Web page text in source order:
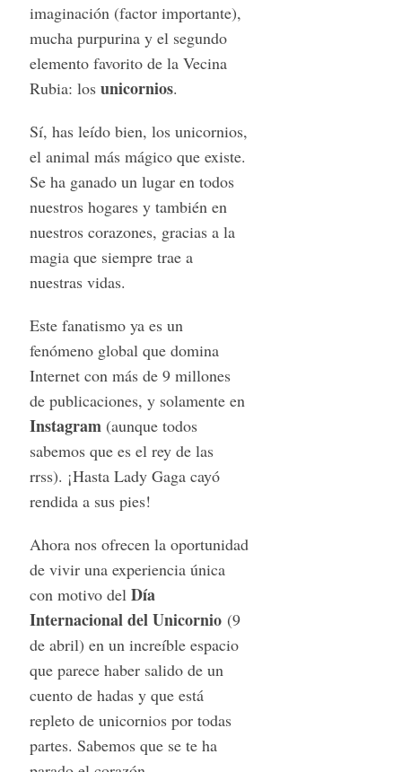
imaginación (factor importante),
mucha purpurina y el segundo
elemento favorito de la Vecina
Rubia: los unicornios.
Sí, has leído bien, los unicornios,
el animal más mágico que existe.
Se ha ganado un lugar en todos
nuestros hogares y también en
nuestros corazones, gracias a la
magia que siempre trae a
nuestras vidas.
Este fanatismo ya es un
fenómeno global que domina
Internet con más de 9 millones
de publicaciones, y solamente en
Instagram (aunque todos
sabemos que es el rey de las
rrss). ¡Hasta Lady Gaga cayó
rendida a sus pies!
Ahora nos ofrecen la oportunidad
de vivir una experiencia única
con motivo del Día
Internacional del Unicornio (9
de abril) en un increíble espacio
que parece haber salido de un
cuento de hadas y que está
repleto de unicornios por todas
partes. Sabemos que se te ha